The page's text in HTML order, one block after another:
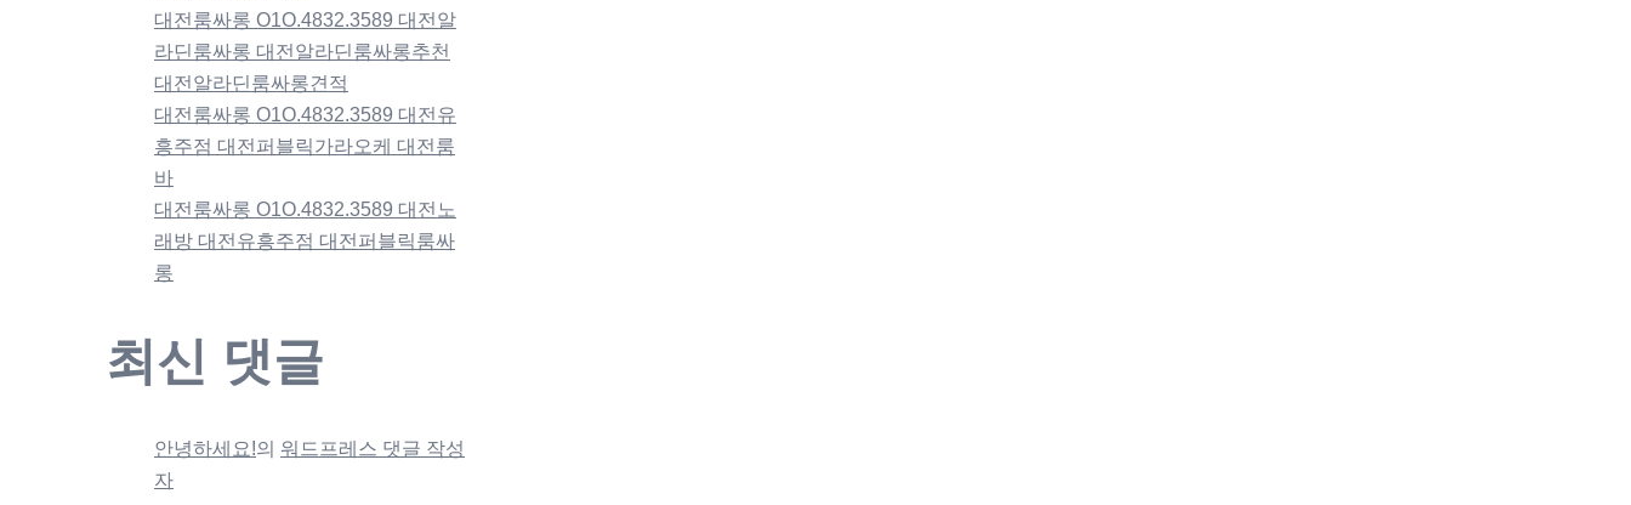
대전룸싸롱 O1O.4832.3589 대전알
라딘룸싸롱 대전알라딘룸싸롱추천
대전알라딘룸싸롱견적
대전룸싸롱 O1O.4832.3589 대전유
흥주점 대전퍼블릭가라오케 대전룸
바
대전룸싸롱 O1O.4832.3589 대전노
래방 대전유흥주점 대전퍼블릭룸싸
롱
최신 댓글
안녕하세요!의 워드프레스 댓글 작성
자